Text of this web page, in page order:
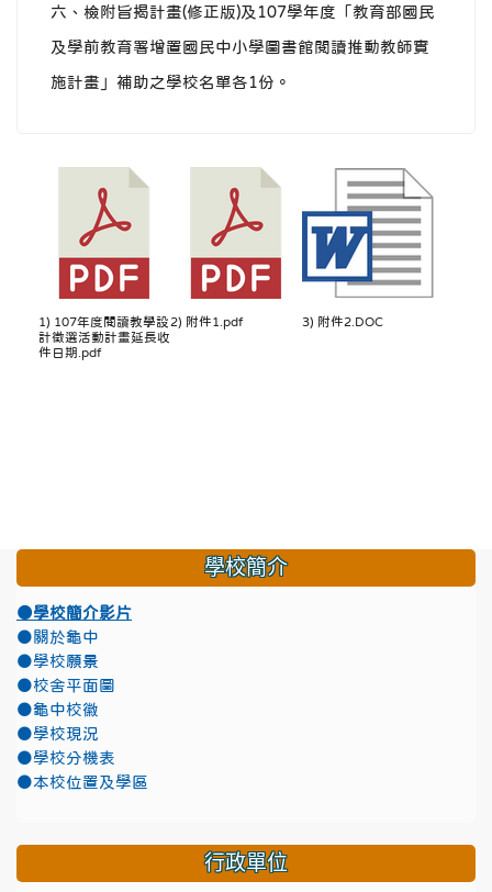
六、檢附旨揭計畫(修正版)及107學年度「教育部國民
及學前教育署增置國民中小學圖書館閱讀推動教師實
施計畫」補助之學校名單各1份。
1) 107年度閱讀教學設
計徵選活動計畫延長收
件日期.pdf
2) 附件1.pdf 3) 附件2.DOC
學校簡介
●學校簡介影片
●關於龜中
●學校願景
●校舍平面圖
●龜中校徽
●學校現況
●學校分機表
●本校位置及學區
行政單位